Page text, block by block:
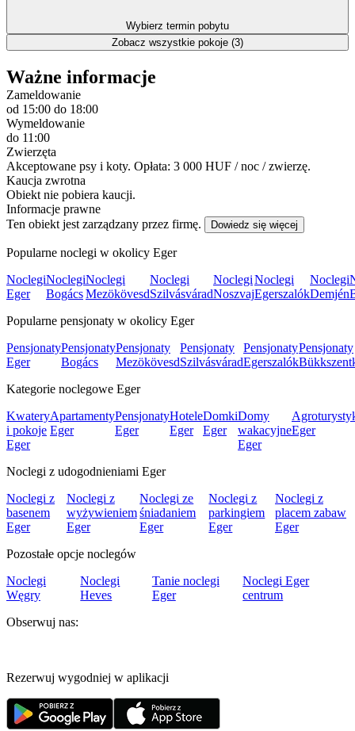
Wybierz termin pobytu
Zobacz wszystkie pokoje (3)
Ważne informacje
Zameldowanie
od 15:00 do 18:00
Wymeldowanie
do 11:00
Zwierzęta
Akceptowane psy i koty. Opłata: 3 000 HUF / noc / zwierzę.
Kaucja zwrotna
Obiekt nie pobiera kaucji.
Informacje prawne
Ten obiekt jest zarządzany przez firmę.
Dowiedz się więcej
Popularne noclegi w okolicy Eger
Noclegi
Eger
Noclegi
Bogács
Noclegi
Mezökövesd
Noclegi
Szilvásvárad
Noclegi
Noszvaj
Noclegi
Egerszalók
Noclegi
Demjén
Popularne pensjonaty w okolicy Eger
Pensjonaty
Eger
Pensjonaty
Bogács
Pensjonaty
Mezökövesd
Pensjonaty
Szilvásvárad
Pensjonaty
Egerszalók
Pensjonaty
Kategorie noclegowe Eger
Kwatery
i pokoje
Eger
Apartamenty
Eger
Pensjonaty
Eger
Hotele
Eger
Domki
Eger
Domy
wakacyjne
Eger
Eger
Noclegi z udogodnieniami Eger
Noclegi z
basenem
Eger
Noclegi z
wyżywieniem
Eger
Noclegi ze
śniadaniem
Eger
Noclegi z
parkingiem
Eger
Noclegi z
placem zabaw
Eger
Pozostałe opcje noclegów
Noclegi
Węgry
Noclegi
Heves
Tanie noclegi
Eger
Noclegi Eger
centrum
Obserwuj nas:
Rezerwuj wygodniej w aplikacji